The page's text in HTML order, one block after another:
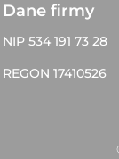
Dane firmy
NIP 534 191 73 28
REGON 17410526